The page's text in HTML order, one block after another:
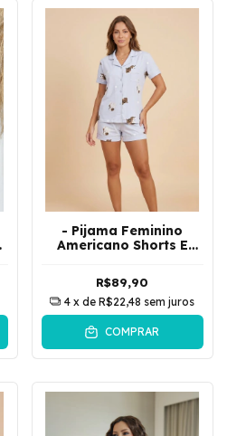
- Pijama Feminino
Americano Shorts E
Cachorrinho | Azul
R$89,90
4 x deR$22,48 sem juros
COMPRAR